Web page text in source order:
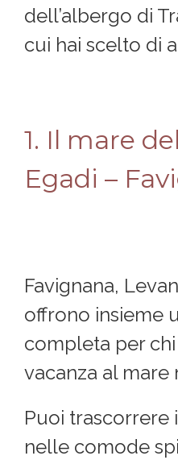
dell’albergo di
cui hai scelto di
1. Il mare
Egadi –
Favignana,
offrono insieme
completa per
vacanza al mare
Puoi trascorrere
nelle comode